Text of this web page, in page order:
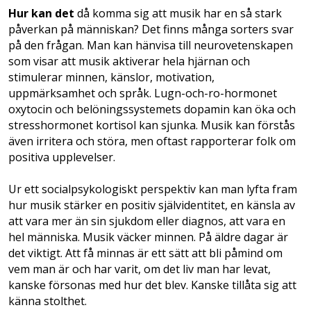
Hur kan det då komma sig att musik har en så stark
påverkan på människan? Det finns många sorters svar
på den frågan. Man kan hänvisa till neurovetenskapen
som visar att musik aktiverar hela hjärnan och
stimulerar minnen, känslor, motivation,
uppmärksamhet och språk. Lugn-och-ro-hormonet
oxytocin och belöningssystemets dopamin kan öka och
stresshormonet kortisol kan sjunka. Musik kan förstås
även irritera och störa, men oftast rapporterar folk om
positiva upplevelser.
Ur ett socialpsykologiskt perspektiv kan man lyfta fram
hur musik stärker en positiv självidentitet, en känsla av
att vara mer än sin sjukdom eller diagnos, att vara en
hel människa. Musik väcker minnen. På äldre dagar är
det viktigt. Att få minnas är ett sätt att bli påmind om
vem man är och har varit, om det liv man har levat,
kanske försonas med hur det blev. Kanske tillåta sig att
känna stolthet.